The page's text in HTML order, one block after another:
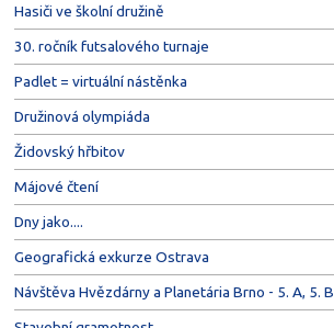
Hasiči ve školní družině
30. ročník futsalového turnaje
Padlet = virtuální nástěnka
Družinová olympiáda
Židovský hřbitov
Májové čtení
Dny jako....
Geografická exkurze Ostrava
Návštěva Hvězdárny a Planetária Brno - 5. A, 5. B